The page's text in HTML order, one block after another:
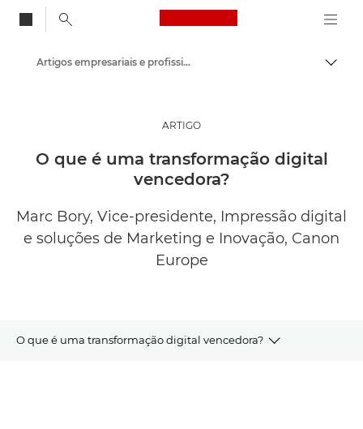
Canon Logo, back
Informações
Artigos empresariais e profissionais
ARTIGO
O que é uma transformação digital
vencedora?
Marc Bory, Vice-presidente, Impressão digital
e soluções de Marketing e Inovação, Canon
Europe
O que é uma transformação digital vencedora?